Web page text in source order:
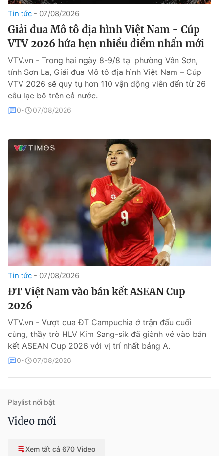
Theo dõi báo trên
Cơ quan chủ quản:
Đài Truyền hình Việt Nam
Cơ quan báo chí:Thời báo VTV
Giấy phép hoạt động báo in và báo điện tử số 483/GP-BTTTT
cấp ngày 29/12/2023
Tổng Biên tập:Vũ Thanh Thủy
Tổng đài VTV: 024.38 355 931 - 024.38 355 932
024.66 897 897
Liên hệ quảng cáo:
0966 196 377
Email:
toasoan@vtv.vn
® Cấm sao chép dưới mọi hình thức nếu không có sự chấp
thuận bằng văn bản. Ghi rõ nguồn VTV.vn khi phát hành lại
thông tin từ website này.
Tin tức 07/08/2026
Giải đua Mô tô địa hình Việt Nam - Cúp
VTV 2026 hứa hẹn nhiều điểm nhấn mới
VTV.vn - Trong hai ngày 8-9/8 tại phường Vân Sơn,
tỉnh Sơn La, Giải đua Mô tô địa hình Việt Nam – Cúp
VTV 2026 sẽ quy tụ hơn 110 vận động viên đến từ 26
câu lạc bộ trên cả nước.
0 07/08/2026
Tin tức 07/08/2026
ĐT Việt Nam vào bán kết ASEAN Cup
2026
VTV.vn - Vượt qua ĐT Campuchia ở trận đấu cuối
cùng, thầy trò HLV Kim Sang-sik đã giành vé vào bán
kết ASEAN Cup 2026 với vị trí nhất bảng A.
0 07/08/2026
Playlist nổi bật
Video mới
Xem tất cả 670 Video